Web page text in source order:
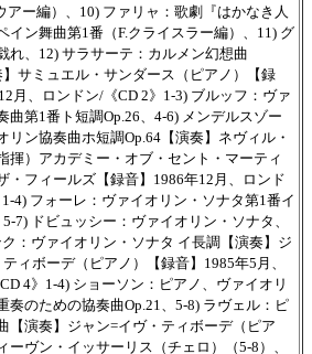
アー編）、10) ファリャ：歌劇『はかなき人
イン舞曲第1番（F.クライスラー編）、11) グ
れ、12) サラサーテ：カルメン幻想曲
】サミュエル・サンダース（ピアノ）【録
月、ロンドン/《CD 2》1-3) ブルッフ：ヴァ
曲第1番ト短調Op.26、4-6) メンデルスゾー
リン協奏曲ホ短調Op.64【演奏】ネヴィル・
揮）アカデミー・オブ・セント・マーティ
・フィールズ【録音】1986年12月、ロンド
4) フォーレ：ヴァイオリン・ソナタ第1番イ
7) ドビュッシー：ヴァイオリン・ソナタ、
：ヴァイオリン・ソナタ イ長調【演奏】ジ
ィボーデ（ピアノ）【録音】1985年5月、
4》1-4) ショーソン：ピアノ、ヴァイオリ
奏のための協奏曲Op.21、5-8) ラヴェル：ピ
【演奏】ジャン=イヴ・ティボーデ（ピア
ーヴン・イッサーリス（チェロ）（5-8）、